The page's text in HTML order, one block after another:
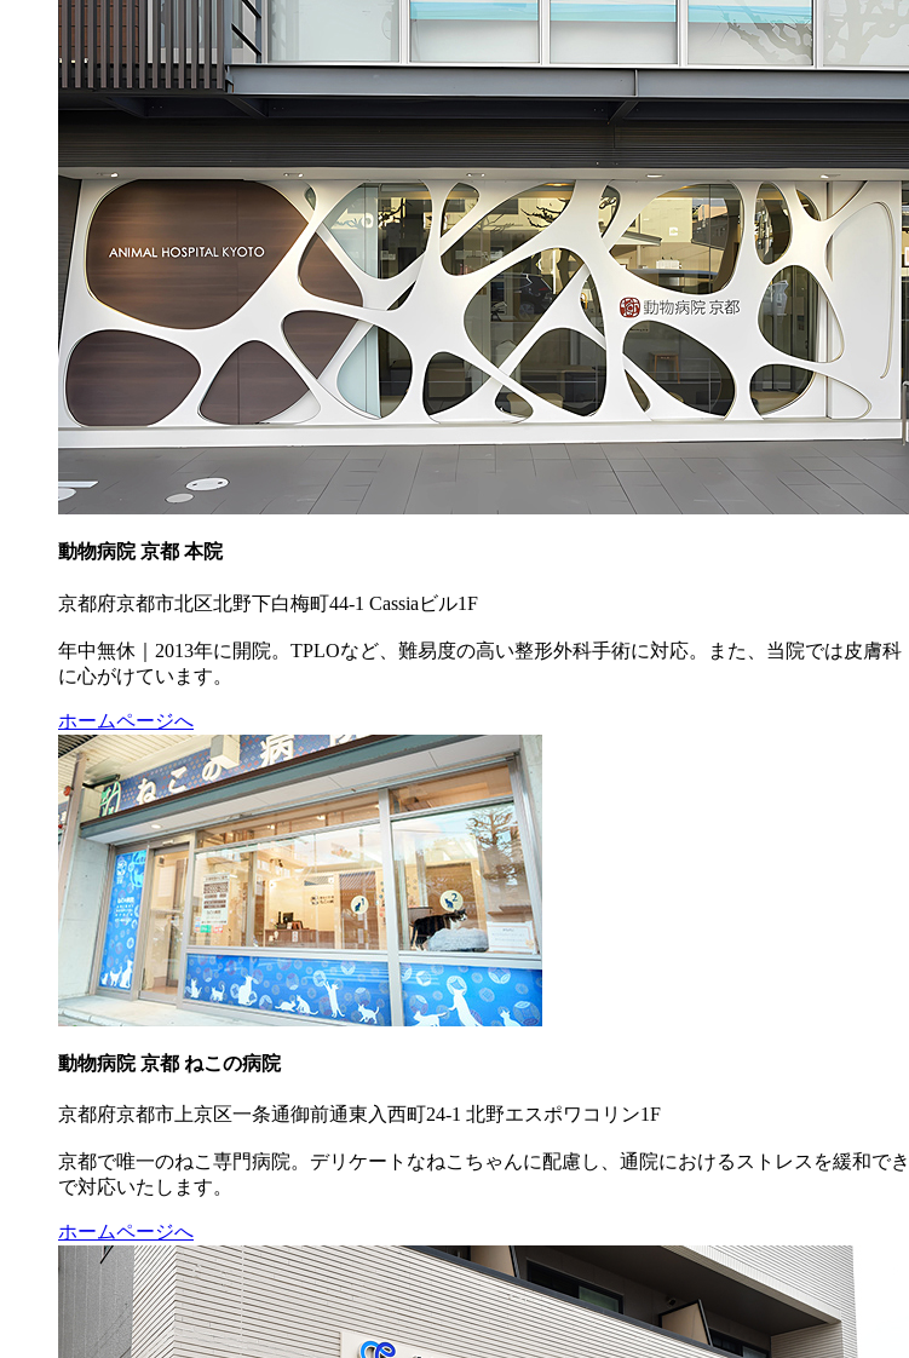
動物病院 京都 本院
京都府京都市北区北野下白梅町44-1 Cassiaビル1F
年中無休｜2013年に開院。TPLOなど、難易度の高い整形外科手術に対応。また、当院では皮膚
に心がけています。
ホームページへ
動物病院 京都 ねこの病院
京都府京都市上京区一条通御前通東入西町24-1 北野エスポワコリン1F
京都で唯一のねこ専門病院。デリケートなねこちゃんに配慮し、通院におけるストレスを緩和
で対応いたします。
ホームページへ